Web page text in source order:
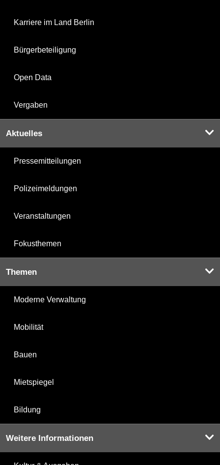
Karriere im Land Berlin
Bürgerbeteiligung
Open Data
Vergaben
Aktuelles
Pressemitteilungen
Polizeimeldungen
Veranstaltungen
Fokusthemen
Themen
Moderne Verwaltung
Mobilität
Bauen
Mietspiegel
Bildung
Weitere Informationen